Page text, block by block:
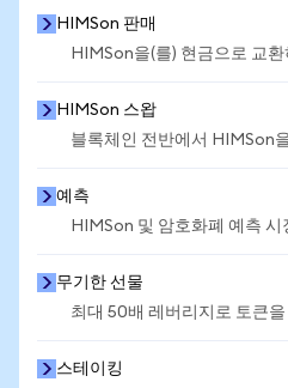
HIMSon 판매
HIMSon을(를) 현금으로 교환
HIMSon 스왑
블록체인 전반에서 HIMSon
예측
HIMSon 및 암호화폐 예측
무기한 선물
최대 50배 레버리지로 토큰
스테이킹